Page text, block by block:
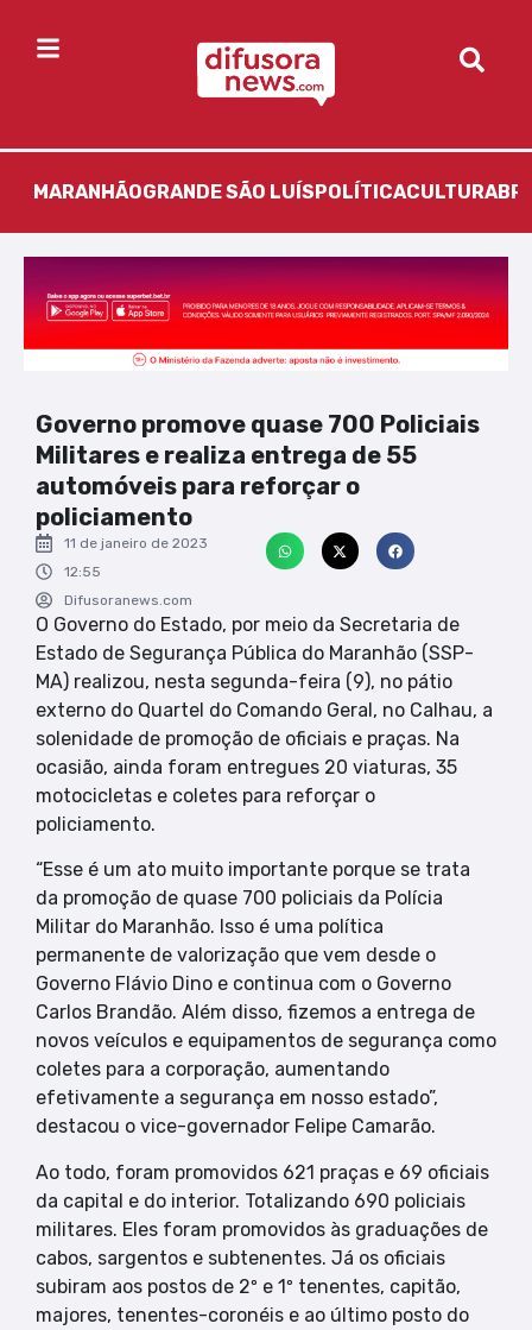
MARANHÃOGRANDE SÃO LUÍS POLÍTICACULTURA
Governo promove quase 700 Policiais
Militares e realiza entrega de 55
automóveis para reforçar o
policiamento
11 de janeiro de 2023
12:55
Difusoranews.com
O Governo do Estado, por meio da Secretaria de
Estado de Segurança Pública do Maranhão (SSP-
MA) realizou, nesta segunda-feira (9), no pátio
externo do Quartel do Comando Geral, no Calhau, a
solenidade de promoção de oficiais e praças. Na
ocasião, ainda foram entregues 20 viaturas, 35
motocicletas e coletes para reforçar o
policiamento.
“Esse é um ato muito importante porque se trata
da promoção de quase 700 policiais da Polícia
Militar do Maranhão. Isso é uma política
permanente de valorização que vem desde o
Governo Flávio Dino e continua com o Governo
Carlos Brandão. Além disso, fizemos a entrega de
novos veículos e equipamentos de segurança como
coletes para a corporação, aumentando
efetivamente a segurança em nosso estado”,
destacou o vice-governador Felipe Camarão.
Ao todo, foram promovidos 621 praças e 69 oficiais
da capital e do interior. Totalizando 690 policiais
militares. Eles foram promovidos às graduações de
cabos, sargentos e subtenentes. Já os oficiais
subiram aos postos de 2º e 1º tenentes, capitão,
majores, tenentes-coronéis e ao último posto do